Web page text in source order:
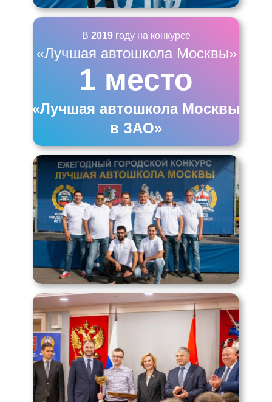
В 2019году на конкурсе
«Лучшая автошкола Москвы»
«Лучшая автошкола Москвы
в ЗАО»
1 место